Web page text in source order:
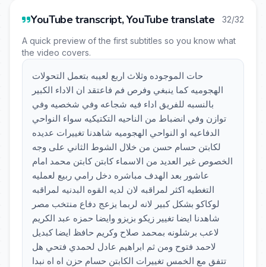
YouTube transcript, YouTube translate 32/32
A quick preview of the first subtitles so you know what
the video covers.
حات الموجوده وثلاث اربع لعيبه بتعمل التحولات
الهجوميه كما ينبغي وفرص فم فاعتقد ان الاداء الكبير
بالنسبه للفريق اداء فيه شجاعه وفي شخصيه وفي
توازن وفي انضباط من الناحيه التكتيكيه سواء النواحي
الدفاعيه او النواحي الهجوميه شاهدنا تغييرات عديده
لكابتن حسام حسن من خلال الشوط الثاني على وجه
الخصوص غير العديد من الاسماء كابتن كابتن محمد امام
عاشور بعد الهدف مباشره دخل رامي ربيع لعمليه
التغطيه اكثر لمراقبه لان لديه القوه البدنيه لمراقبه
لوكاكو بشكل كبير لانه لربما يزعج دفاع منتخب مصر
شاهدنا ايضا تغيير زيكو بزيزو وايضا حمزه عبد الكريم
لاعب برشلونه بمحمد صلاح وكريم حافظ ايضا كبديل
لاحمد فتوح ومن ثم ابراهيم عادل لحمدي فتحي هل
تتفق مع الخمس تغييرات الكابتن حسام حزن اه اه نبدا